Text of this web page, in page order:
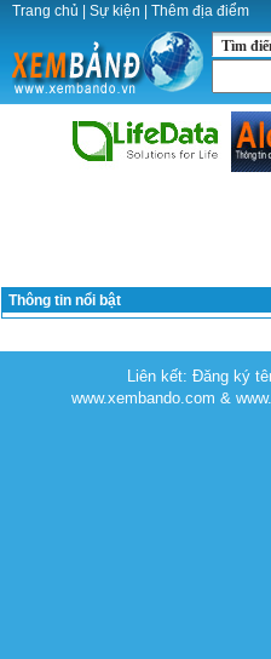
Trang chủ Sự kiện Thêm địa điểm
Tìm
Thông tin nổi bật
Liên kết:Đăng ký
www.xembando.com &